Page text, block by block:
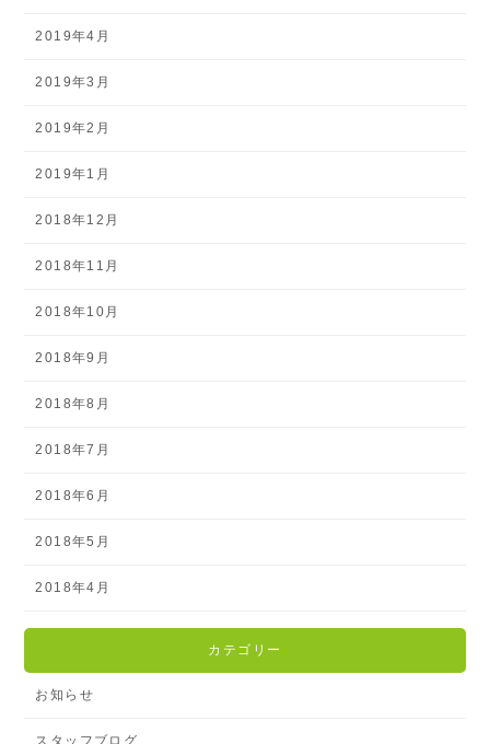
2019年4月
2019年3月
2019年2月
2019年1月
2018年12月
2018年11月
2018年10月
2018年9月
2018年8月
2018年7月
2018年6月
2018年5月
2018年4月
カテゴリー
お知らせ